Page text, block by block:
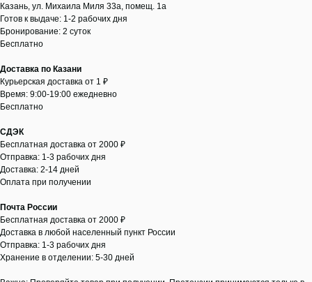
Казань, ул. Михаила Миля 33а, помещ. 1а
Готов к выдаче: 1-2 рабочих дня
Бронирование: 2 суток
Бесплатно
Доставка по Казани
Курьерская доставка от 1 ₽
Время: 9:00-19:00 ежедневно
Бесплатно
СДЭК
Бесплатная доставка от 2000 ₽
Отправка: 1-3 рабочих дня
Доставка: 2-14 дней
Оплата при получении
Почта России
Бесплатная доставка от 2000 ₽
Доставка в любой населенный пункт России
Отправка: 1-3 рабочих дня
Хранение в отделении: 5-30 дней